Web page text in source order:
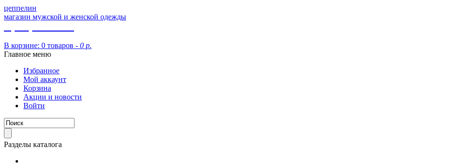
цеппелин
магазин мужской и женской одежды
В корзине: 0 товаров - 0 р.
Главное меню
Избранное
Мой аккаунт
Корзина
Акции и новости
Войти
Разделы каталога